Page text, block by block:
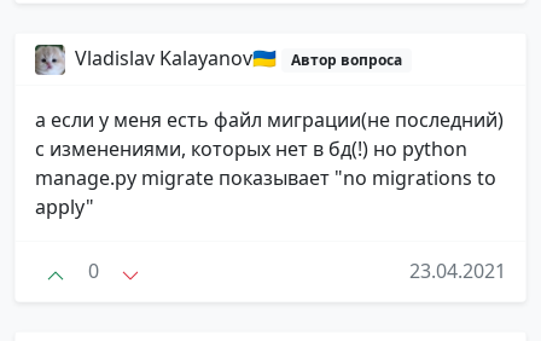
Vladislav Kalayanov🇺🇦 Автор вопроса
а если у меня есть файл миграции(не последний)
с изменениями, которых нет в бд(!) но python
manage.py migrate показывает "no migrations to
apply"
0 23.04.2021